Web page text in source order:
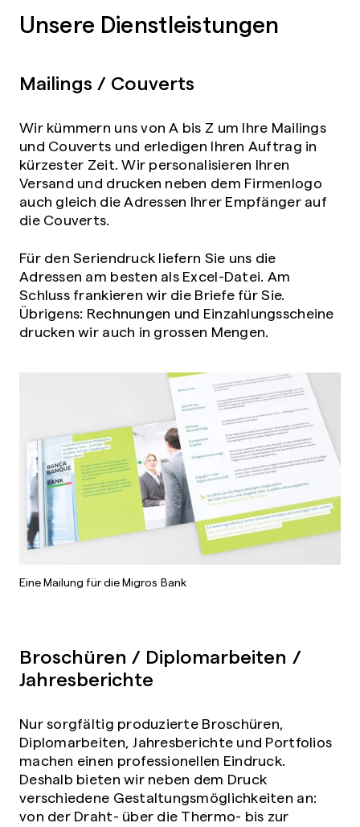
Unsere Dienstleistungen
Mailings / Couverts
Wir kümmern uns von A bis Z um Ihre Mailings
und Couverts und erledigen Ihren Auftrag in
kürzester Zeit. Wir personalisieren Ihren
Versand und drucken neben dem Firmenlogo
auch gleich die Adressen Ihrer Empfänger auf
die Couverts.
Für den Seriendruck liefern Sie uns die
Adressen am besten als Excel-Datei. Am
Schluss frankieren wir die Briefe für Sie.
Übrigens: Rechnungen und Einzahlungsscheine
drucken wir auch in grossen Mengen.
Eine Mailung für die Migros Bank
Broschüren / Diplomarbeiten /
Jahresberichte
Nur sorgfältig produzierte Broschüren,
Diplomarbeiten, Jahresberichte und Portfolios
machen einen professionellen Eindruck.
Deshalb bieten wir neben dem Druck
verschiedene Gestaltungsmöglichkeiten an:
von der Draht- über die Thermo- bis zur